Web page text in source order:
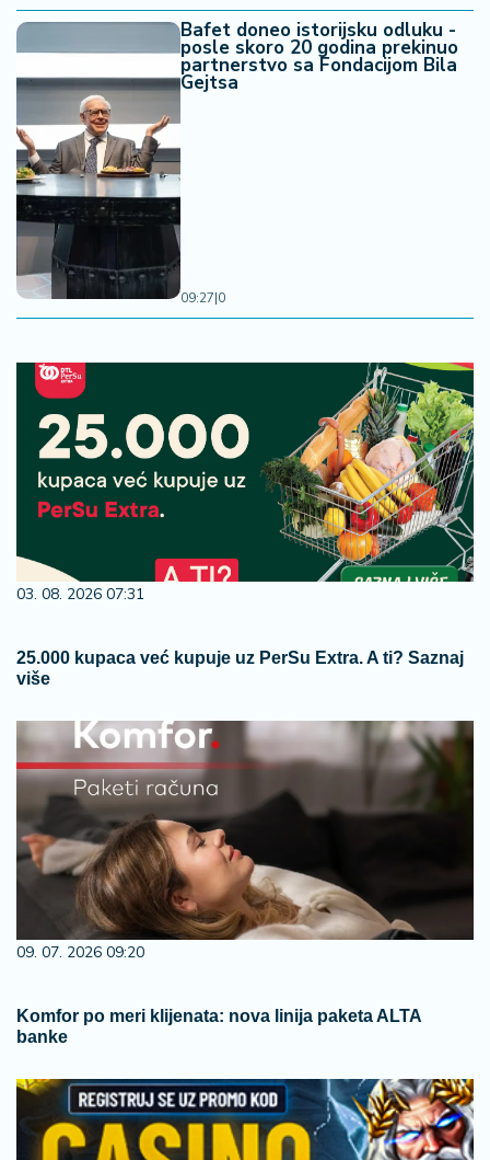
Bafet doneo istorijsku odluku -
posle skoro 20 godina prekinuo
partnerstvo sa Fondacijom Bila
Gejtsa
09:27|0
03. 08. 2026 07:31
25.000 kupaca već kupuje uz PerSu Extra. A ti? Saznaj
više
09. 07. 2026 09:20
Komfor po meri klijenata: nova linija paketa ALTA
banke